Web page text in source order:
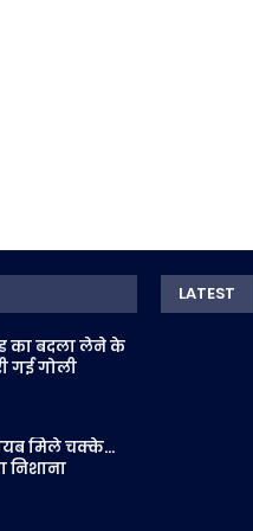
का बदला लेने के
गई गोली
मिले चक्के...
निशाना
LATEST